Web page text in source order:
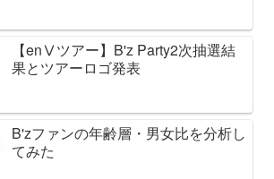
【enⅤツアー】B'z Party2次抽選結
果とツアーロゴ発表
B'zファンの年齢層・男女比を分析し
てみた